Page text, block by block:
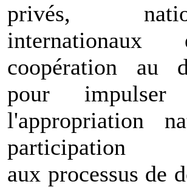
privés,
coopération au
pour
l'appropriation
participation
aux processus de